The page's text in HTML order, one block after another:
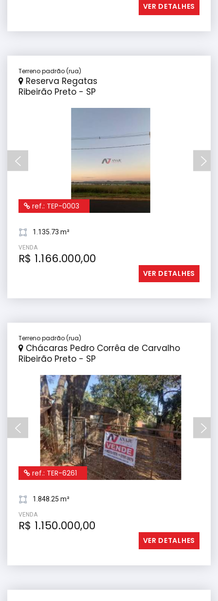
VER DETALHES
Terreno padrão (rua)
Reserva Regatas
Ribeirão Preto - SP
ref.: TEP-0003
1.135.73 m²
VENDA
R$ 1.166.000,00
VER DETALHES
Terreno padrão (rua)
Chácaras Pedro Corrêa de Carvalho
Ribeirão Preto - SP
ref.: TER-6261
1.848.25 m²
VENDA
R$ 1.150.000,00
VER DETALHES